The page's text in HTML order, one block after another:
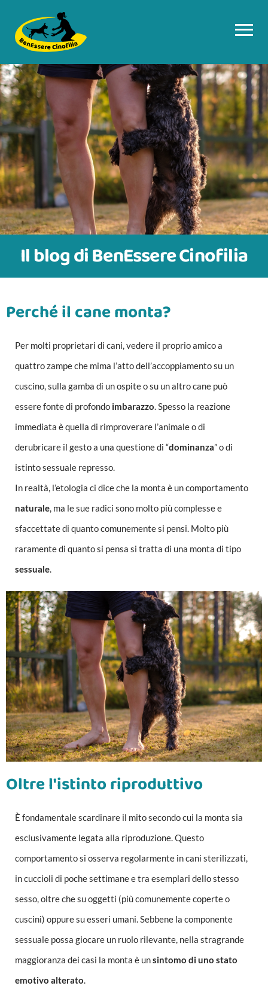
Il blog di BenEssere Cinofilia
Perché il cane monta?
Per molti proprietari di cani, vedere il proprio amico a
quattro zampe che mima l’atto dell’accoppiamento su un
cuscino, sulla gamba di un ospite o su un altro cane può
essere fonte di profondo imbarazzo. Spesso la reazione
immediata è quella di rimproverare l’animale o di
derubricare il gesto a una questione di “dominanza” o di
istinto sessuale represso.
In realtà, l’etologia ci dice che la monta è un comportamento
naturale, ma le sue radici sono molto più complesse e
sfaccettate di quanto comunemente si pensi. Molto più
raramente di quanto si pensa si tratta di una monta di tipo
sessuale.
Oltre l'istinto riproduttivo
È fondamentale scardinare il mito secondo cui la monta sia
esclusivamente legata alla riproduzione. Questo
comportamento si osserva regolarmente in cani sterilizzati,
in cuccioli di poche settimane e tra esemplari dello stesso
sesso, oltre che su oggetti (più comunemente coperte o
cuscini) oppure su esseri umani. Sebbene la componente
sessuale possa giocare un ruolo rilevante, nella stragrande
maggioranza dei casi la monta è unsintomo di uno stato
emotivo alterato.